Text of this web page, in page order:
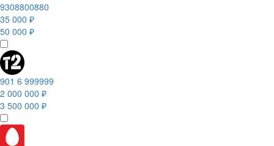
9308800880
35 000 ₽
50 000 ₽
901 6 999999
2 000 000 ₽
3 500 000 ₽